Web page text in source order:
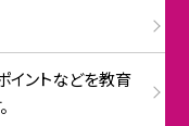
イントなどを教育